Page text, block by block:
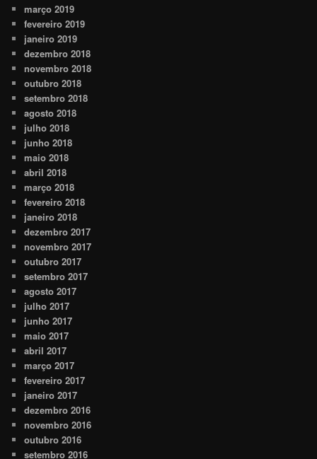
março 2019
fevereiro 2019
janeiro 2019
dezembro 2018
novembro 2018
outubro 2018
setembro 2018
agosto 2018
julho 2018
junho 2018
maio 2018
abril 2018
março 2018
fevereiro 2018
janeiro 2018
dezembro 2017
novembro 2017
outubro 2017
setembro 2017
agosto 2017
julho 2017
junho 2017
maio 2017
abril 2017
março 2017
fevereiro 2017
janeiro 2017
dezembro 2016
novembro 2016
outubro 2016
setembro 2016